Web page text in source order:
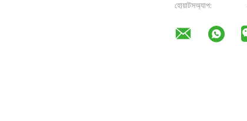
হোয়াটসঅ্যাপ: